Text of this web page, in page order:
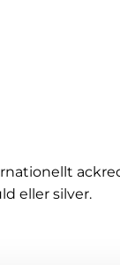
eller silver.